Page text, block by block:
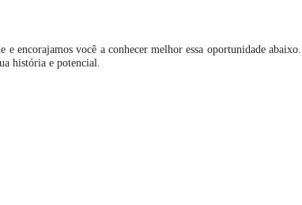
e encorajamos você a conhecer melhor essa oportunidade abaixo.
história e potencial.